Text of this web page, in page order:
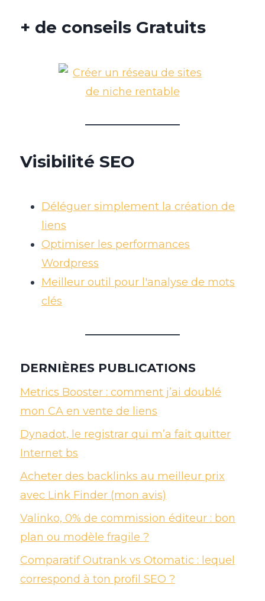
+ de conseils Gratuits
Visibilité SEO
Déléguer simplement la création de
liens
Optimiser les performances
Wordpress
Meilleur outil pour l'analyse de mots
clés
DERNIÈRES PUBLICATIONS
Metrics Booster : comment j’ai doublé
mon CA en vente de liens
Dynadot, le registrar qui m’a fait quitter
Internet bs
Acheter des backlinks au meilleur prix
avec Link Finder (mon avis)
Valinko, 0% de commission éditeur : bon
plan ou modèle fragile ?
Comparatif Outrank vs Otomatic : lequel
correspond à ton profil SEO ?